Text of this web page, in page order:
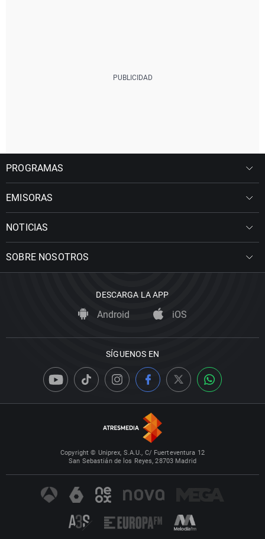
PROGRAMAS
EMISORAS
NOTICIAS
SOBRE NOSOTROS
DESCARGA LA APP
Android iOS
SÍGUENOS EN
Copyright © Uniprex, S.A.U., C/ Fuerteventura 12
San Sebastián de los Reyes, 28703 Madrid